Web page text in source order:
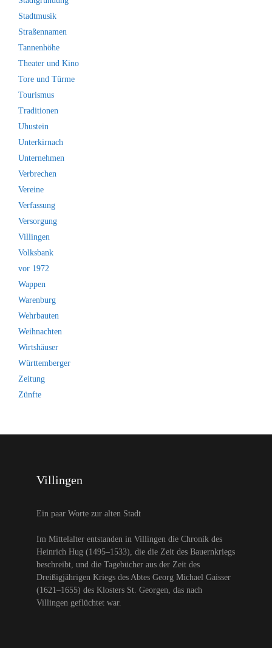
Stadtmusik
Straßennamen
Tannenhöhe
Theater und Kino
Tore und Türme
Tourismus
Traditionen
Uhustein
Unterkirnach
Unternehmen
Verbrechen
Vereine
Verfassung
Versorgung
Villingen
Volksbank
vor 1972
Wappen
Warenburg
Wehrbauten
Weihnachten
Wirtshäuser
Württemberger
Zeitung
Zünfte
Villingen
Ein paar Worte zur alten Stadt
Im Mittelalter entstanden in Villingen die Chronik des
Heinrich Hug (1495–1533), die die Zeit des Bauernkriegs
beschreibt, und die Tagebücher aus der Zeit des
Dreißigjährigen Kriegs des Abtes Georg Michael Gaisser
(1621–1655) des Klosters St. Georgen, das nach
Villingen geflüchtet war.